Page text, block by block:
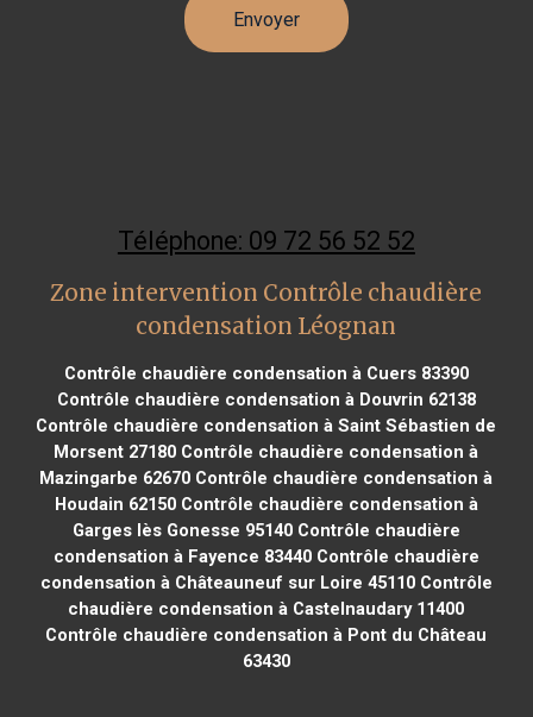
Téléphone: 09 72 56 52 52
Zone intervention Contrôle chaudière
condensation Léognan
Contrôle chaudière condensation à Cuers 83390
Contrôle chaudière condensation à Douvrin 62138
Contrôle chaudière condensation à Saint Sébastien de
Morsent 27180 Contrôle chaudière condensation à
Mazingarbe 62670 Contrôle chaudière condensation à
Houdain 62150Contrôle chaudière condensation à
Garges lès Gonesse 95140Contrôle chaudière
condensation à Fayence 83440Contrôle chaudière
condensation à Châteauneuf sur Loire 45110Contrôle
chaudière condensation à Castelnaudary 11400
Contrôle chaudière condensation à Pont du Château
63430